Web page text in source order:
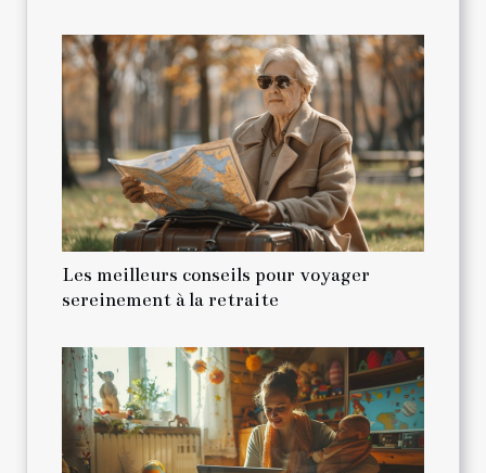
Les meilleurs conseils pour voyager
sereinement à la retraite